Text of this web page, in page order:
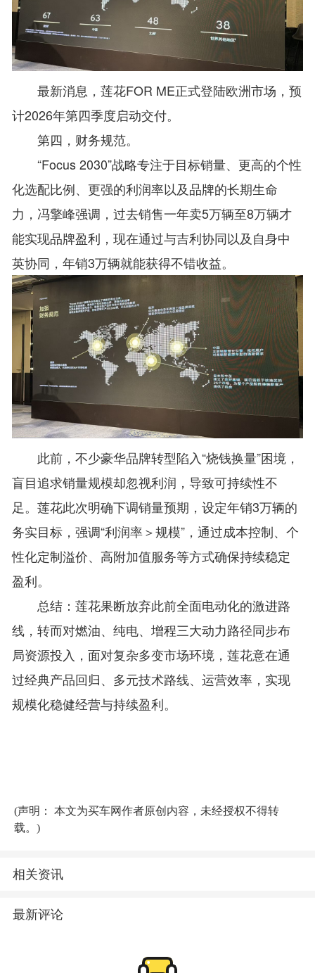
最新消息，莲花FOR ME正式登陆欧洲市场，预
计2026年第四季度启动交付。
第四，财务规范。
“Focus 2030”战略专注于目标销量、更高的个性
化选配比例、更强的利润率以及品牌的长期生命
力，冯擎峰强调，过去销售一年卖5万辆至8万辆才
能实现品牌盈利，现在通过与吉利协同以及自身中
英协同，年销3万辆就能获得不错收益。
此前，不少豪华品牌转型陷入“烧钱换量”困境，
盲目追求销量规模却忽视利润，导致可持续性不
足。莲花此次明确下调销量预期，设定年销3万辆的
务实目标，强调“利润率＞规模”，通过成本控制、个
性化定制溢价、高附加值服务等方式确保持续稳定
盈利。
总结：莲花果断放弃此前全面电动化的激进路
线，转而对燃油、纯电、增程三大动力路径同步布
局资源投入，面对复杂多变市场环境，莲花意在通
过经典产品回归、多元技术路线、运营效率，实现
规模化稳健经营与持续盈利。
(声明： 本文为买车网作者原创内容，未经授权不得转
载。)
相关资讯
最新评论